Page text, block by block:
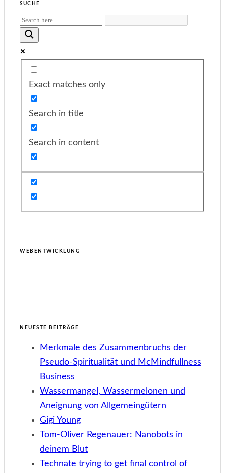
SUCHE
Exact matches only
Search in title
Search in content
WEBENTWICKLUNG
NEUESTE BEITRÄGE
Merkmale des Zusammenbruchs der
Pseudo-Spiritualität und McMindfullness
Business
Wassermangel, Wassermelonen und
Aneignung von Allgemeingütern
Gigi Young
Tom-Oliver Regenauer: Nanobots in
deinem Blut
Technate trying to get final control of